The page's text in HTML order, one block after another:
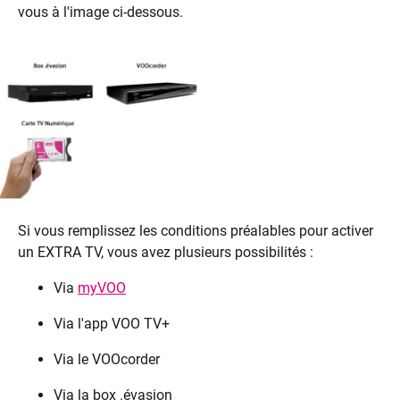
vous à l'image ci-dessous.
Si vous remplissez les conditions préalables pour activer
un EXTRA TV, vous avez plusieurs possibilités :
Via myVOO
Via l'app VOO TV+
Via le VOOcorder
Via la box .évasion